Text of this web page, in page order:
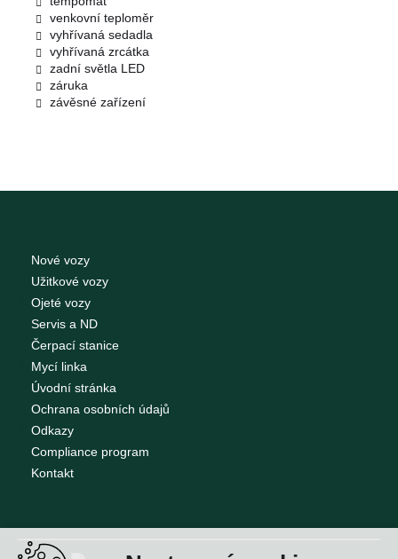
venkovní teploměr
vyhřívaná sedadla
vyhřívaná zrcátka
zadní světla LED
záruka
závěsné zařízení
Nové vozy
Užitkové vozy
Ojeté vozy
Servis a ND
Čerpací stanice
Mycí linka
Úvodní stránka
Ochrana osobních údajů
Odkazy
Compliance program
Kontakt